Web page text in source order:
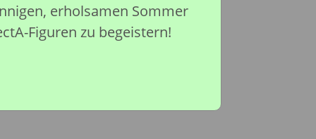
erholsamen Sommer
Figuren zu begeistern!